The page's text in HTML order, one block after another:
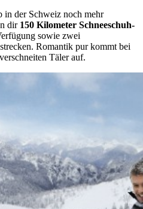
in der Schweiz noch mehr
dir 150 Kilometer Schneeschuh-
sowie zwei
Romantik pur kommt bei
Täler auf.